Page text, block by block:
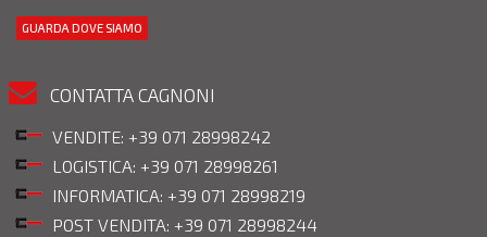
GUARDA DOVE SIAMO
CONTATTA CAGNONI
VENDITE: +39 071 28998242
LOGISTICA: +39 071 28998261
INFORMATICA: +39 071 28998219
POST VENDITA: +39 071 28998244